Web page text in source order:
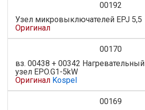
00192
Узел микровыключателей EPJ 5,5
Оригинал
00170
вз. 00438 + 00342 Нагревательный
узел EPO.G1-5kW
Оригинал Kospel
00169